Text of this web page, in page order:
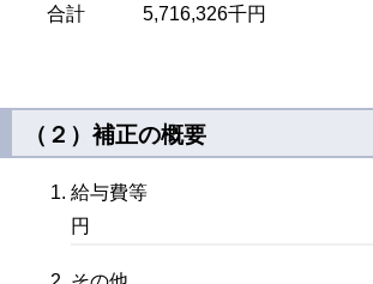
合計 5,716,326千円
（２）補正の概要
給与費等
円